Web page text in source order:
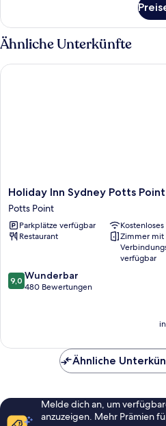
Ähnliche Unterkünfte
Holiday
Inn
Sydney
Potts
Point
Potts
Point
Holiday Inn Sydney Potts
Potts Point
Parkplätze verfügbar
Restaurant
Zimmer mit
verfügbar
9.0
von
9,0 Wunderbar
480 Bewertungen
Holiday Inn Sydney Potts Point by
Ähnliche
Melde dich an, um
anzuzeigen. Mehr Prämien